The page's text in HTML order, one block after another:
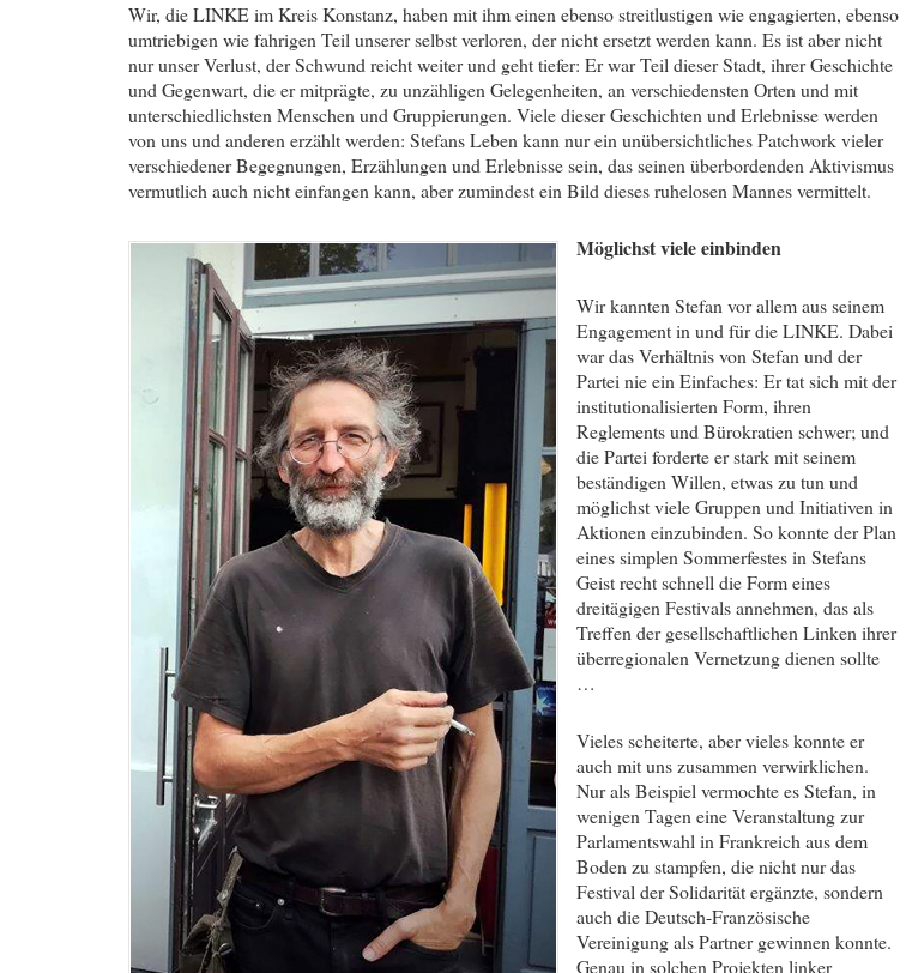
Wir, die LINKE im Kreis Konstanz, haben mit ihm einen ebenso streitlustigen wie engagierten, ebenso
umtriebigen wie fahrigen Teil unserer selbst verloren, der nicht ersetzt werden kann. Es ist aber nicht
nur unser Verlust, der Schwund reicht weiter und geht tiefer: Er war Teil dieser Stadt, ihrer Geschichte
und Gegenwart, die er mitprägte, zu unzähligen Gelegenheiten, an verschiedensten Orten und mit
unterschiedlichsten Menschen und Gruppierungen. Viele dieser Geschichten und Erlebnisse werden
von uns und anderen erzählt werden: Stefans Leben kann nur ein unübersichtliches Patchwork vieler
verschiedener Begegnungen, Erzählungen und Erlebnisse sein, das seinen überbordenden Aktivismus
vermutlich auch nicht einfangen kann, aber zumindest ein Bild dieses ruhelosen Mannes vermittelt.
Möglichst viele einbinden
Wir kannten Stefan vor allem aus seinem
Engagement in und für die LINKE. Dabei
war das Verhältnis von Stefan und der
Partei nie ein Einfaches: Er tat sich mit der
institutionalisierten Form, ihren
Reglements und Bürokratien schwer; und
die Partei forderte er stark mit seinem
beständigen Willen, etwas zu tun und
möglichst viele Gruppen und Initiativen in
Aktionen einzubinden. So konnte der Plan
eines simplen Sommerfestes in Stefans
Geist recht schnell die Form eines
dreitägigen Festivals annehmen, das als
Treffen der gesellschaftlichen Linken ihrer
überregionalen Vernetzung dienen sollte
…
Vieles scheiterte, aber vieles konnte er
auch mit uns zusammen verwirklichen.
Nur als Beispiel vermochte es Stefan, in
wenigen Tagen eine Veranstaltung zur
Parlamentswahl in Frankreich aus dem
Boden zu stampfen, die nicht nur das
Festival der Solidarität ergänzte, sondern
auch die Deutsch-Französische
Vereinigung als Partner gewinnen konnte.
Genau in solchen Projekten linker